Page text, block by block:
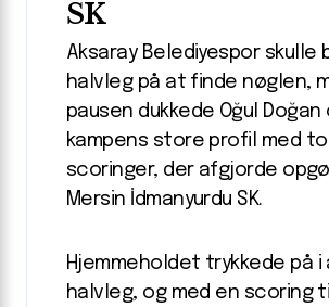
SK
Aksaray Belediyespor skulle
halvleg på at finde nøglen,
pausen dukkede Oğul Doğan
kampens store profil med to
scoringer, der afgjorde
Mersin İdmanyurdu SK.
Hjemmeholdet trykkede på i
halvleg, og med en scoring